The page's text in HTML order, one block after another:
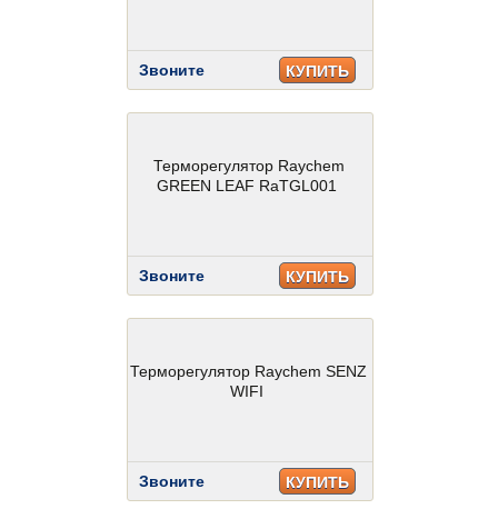
Звоните КУПИТЬ
Терморегулятор Raychem
GREEN LEAF RaTGL001
Звоните КУПИТЬ
Терморегулятор Raychem SENZ
WIFI
Звоните КУПИТЬ